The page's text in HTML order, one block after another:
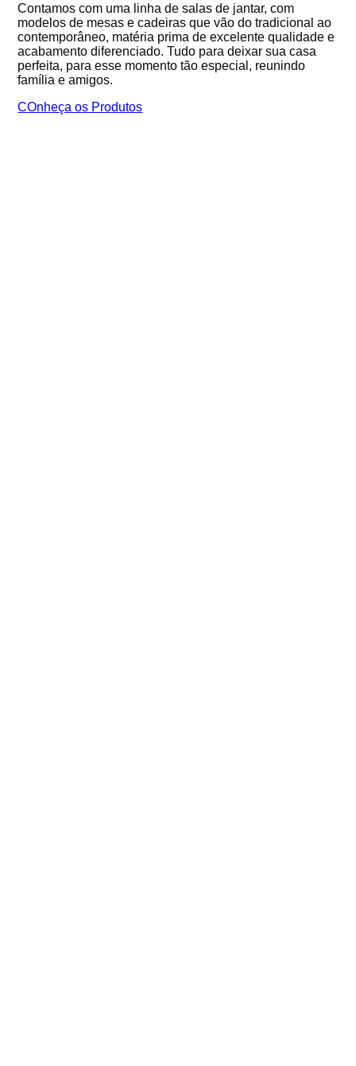
Contamos com uma linha de salas de jantar, com
modelos de mesas e cadeiras que vão do tradicional ao
contemporâneo, matéria prima de excelente qualidade e
acabamento diferenciado. Tudo para deixar sua casa
perfeita, para esse momento tão especial, reunindo
família e amigos.
COnheça os Produtos